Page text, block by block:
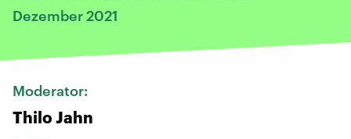
Dezember 2021
Moderator:
Thilo Jahn